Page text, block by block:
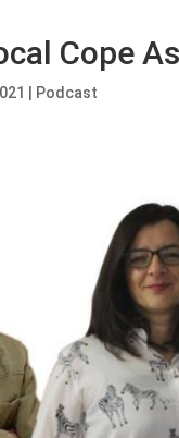
Cope
Podcast